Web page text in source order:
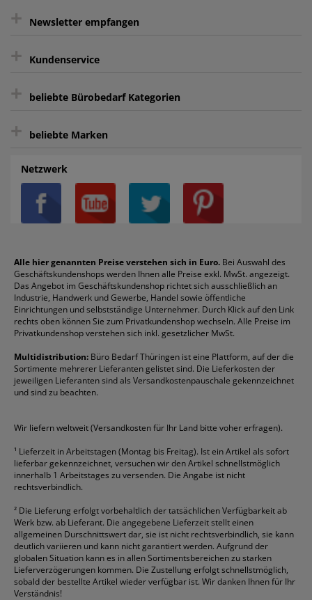
Kauf auf Rechnung³
sicher Shoppen durch SSL
intelligentes Kundenkonto
+ Newsletter empfangen
Sie können sich zu jeder Zeit abmelden.
+ Kundenservice
Kontakt
FAQ
AGB
Datenschutz
Privatsphäre-Einstellungen
Über uns
Reklamation / Retouren
Vertrag widerrufen (Privatkunden)
Rabatte & Aktionen
+ beliebte Bürobedarf Kategorien
Aktenvernichter
Batterien
Bleistifte
Blöcke
Boardmarker
Briefumschläge
Druckerpatronen
Etiketten
Fineliner
Folienschreiber
Formulare
Gelschreiber
Geschäftsbücher
Heftstreifen
Kaffee
Klebeband
Klemmmappen
Kopierpapier
Korrekturmittel
Kugelschreiber
Mappen
Ordner
Packband
Permanentmarker
Radiergummis
Schnellhefter
Sichthüllen
Taschenrechner
Textmarker
Tintenroller
Tintenpatronen
Toilettenpapier
Toner
Versandmaterial
Versandtaschen
+ beliebte Marken
Alco
Avery/Zweckform
Canon
Durable
DYMO
Edding
Esselte
Faber-Castell
Fellowes
Franken
Fripa
HP
Leitz
Läufer
Melitta
Pentel
Pelikan
Pilot
Pritt
Schneider
Stabilo
Staedtler
alle Marken anzeigen
Netzwerk
Alle hier genannten Preise verstehen sich in Euro. Bei Auswahl des
Geschäftskundenshops werden Ihnen alle Preise exkl. MwSt. angezeigt.
Das Angebot im Geschäftskundenshop richtet sich ausschließlich an
Industrie, Handwerk und Gewerbe, Handel sowie öffentliche
Einrichtungen und selbstständige Unternehmer. Durch Klick auf den Link
rechts oben können Sie zum Privatkundenshop wechseln. Alle Preise im
Privatkundenshop verstehen sich inkl. gesetzlicher MwSt.
Multidistribution: Büro Bedarf Thüringen ist eine Plattform, auf der die
Sortimente mehrerer Lieferanten gelistet sind. Die Lieferkosten der
jeweiligen Lieferanten sind als Versandkostenpauschale gekennzeichnet
und sind zu beachten.
Wir liefern weltweit (Versandkosten für Ihr Land bitte voher erfragen).
¹ Lieferzeit in Arbeitstagen (Montag bis Freitag). Ist ein Artikel als sofort
lieferbar gekennzeichnet, versuchen wir den Artikel schnellstmöglich
innerhalb 1 Arbeitstages zu versenden. Die Angabe ist nicht
rechtsverbindlich.
² Die Lieferung erfolgt vorbehaltlich der tatsächlichen Verfügbarkeit ab
Werk bzw. ab Lieferant. Die angegebene Lieferzeit stellt einen
allgemeinen Durschnittswert dar, sie ist nicht rechtsverbindlich, sie kann
deutlich variieren und kann nicht garantiert werden. Aufgrund der
globalen Situation kann es in allen Sortimentsbereichen zu starken
Lieferverzögerungen kommen. Die Zustellung erfolgt schnellstmöglich,
sobald der bestellte Artikel wieder verfügbar ist. Wir danken Ihnen für Ihr
Verständnis!